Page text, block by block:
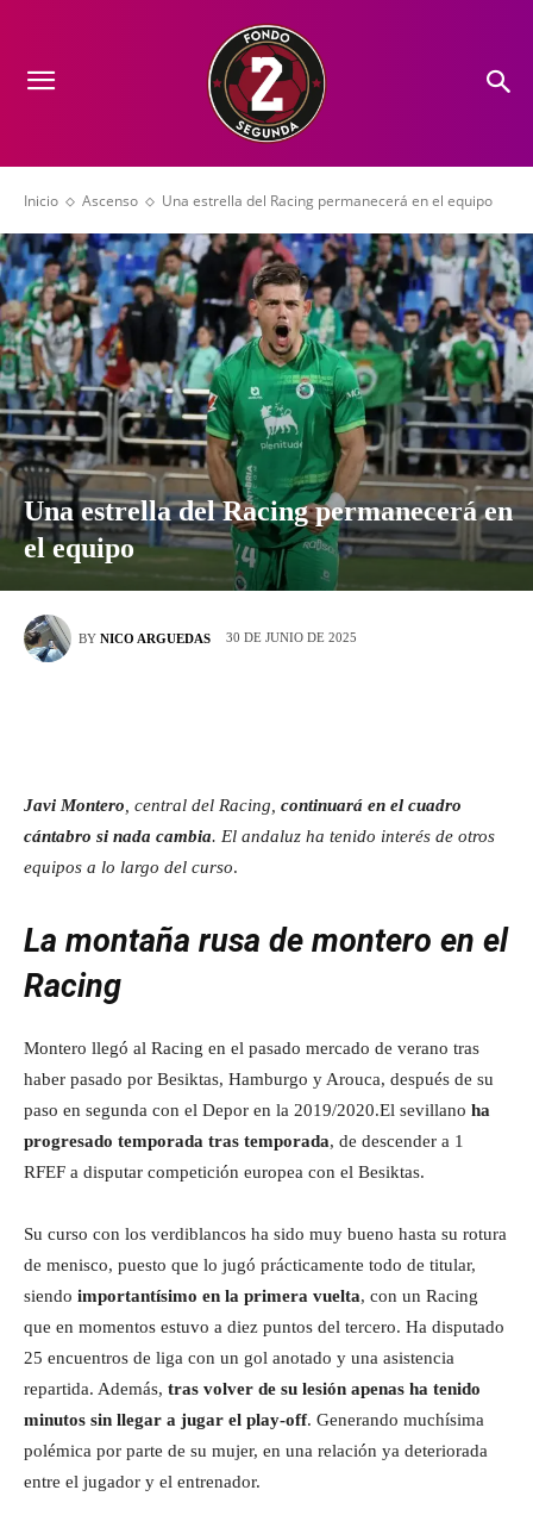
Inicio Ascenso Una estrella del Racing permanecerá en el equipo
Una estrella del Racing permanecerá en
el equipo
BY NICO ARGUEDAS 30 DE JUNIO DE 2025
Javi Montero , central del Racing, continuará en el cuadro
cántabro si nada cambia. El andaluz ha tenido interés de otros
equipos a lo largo del curso.
La montaña rusa de montero en el
Racing
Montero llegó al Racing en el pasado mercado de verano tras
haber pasado por Besiktas, Hamburgo y Arouca, después de su
paso en segunda con el Depor en la 2019/2020.El sevillano ha
progresado temporada tras temporada, de descender a 1
RFEF a disputar competición europea con el Besiktas.
Su curso con los verdiblancos ha sido muy bueno hasta su rotura
de menisco, puesto que lo jugó prácticamente todo de titular,
siendo importantísimo en la primera vuelta, con un Racing
que en momentos estuvo a diez puntos del tercero. Ha disputado
25 encuentros de liga con un gol anotado y una asistencia
repartida. Además, tras volver de su lesión apenas ha tenido
minutos sin llegar a jugar el play-off. Generando muchísima
polémica por parte de su mujer, en una relación ya deteriorada
entre el jugador y el entrenador.